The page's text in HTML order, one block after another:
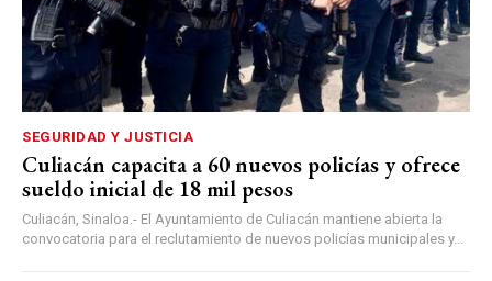
SEGURIDAD Y JUSTICIA
Culiacán capacita a 60 nuevos policías y ofrece
sueldo inicial de 18 mil pesos
Culiacán, Sinaloa.- El Ayuntamiento de Culiacán mantiene abierta la
convocatoria para el reclutamiento de nuevos policías municipales y...